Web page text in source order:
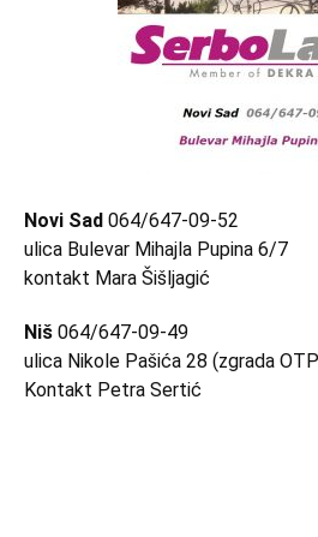
Novi Sad 064/647-09-52
ulica Bulevar Mihajla Pupina 6/7
kontakt Mara Šišljagić
Niš 064/647-09-49
ulica Nikole Pašića 28 (zgrada
Kontakt Petra Sertić